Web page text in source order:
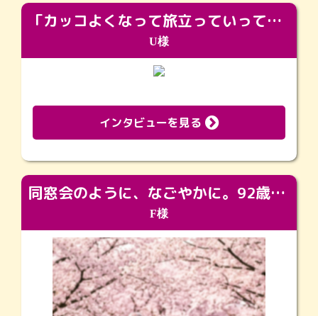
「カッコよくなって旅立っていってくれました（笑）もっとカッコいいって言ってあげればよかったな」
U様
インタビューを見る
同窓会のように、なごやかに。92歳の旅立ちを彩った、再会と感謝の場
F様